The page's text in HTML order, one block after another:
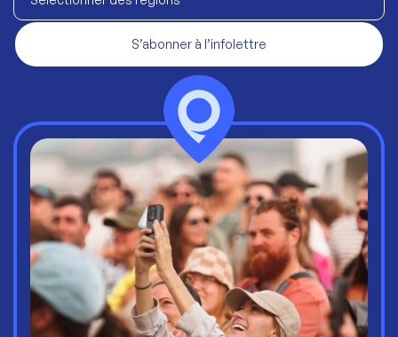
S’abonner à l’infolettre